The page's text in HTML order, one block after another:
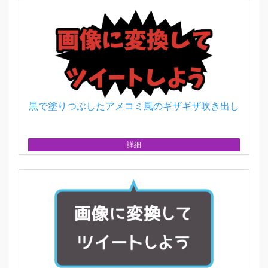
黒で塗りつぶしたアメコミ風のギザギザ吹き出し
詳細